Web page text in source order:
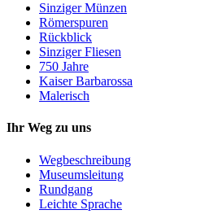
Sinziger Münzen
Römerspuren
Rückblick
Sinziger Fliesen
750 Jahre
Kaiser Barbarossa
Malerisch
Ihr Weg zu uns
Wegbeschreibung
Museumsleitung
Rundgang
Leichte Sprache